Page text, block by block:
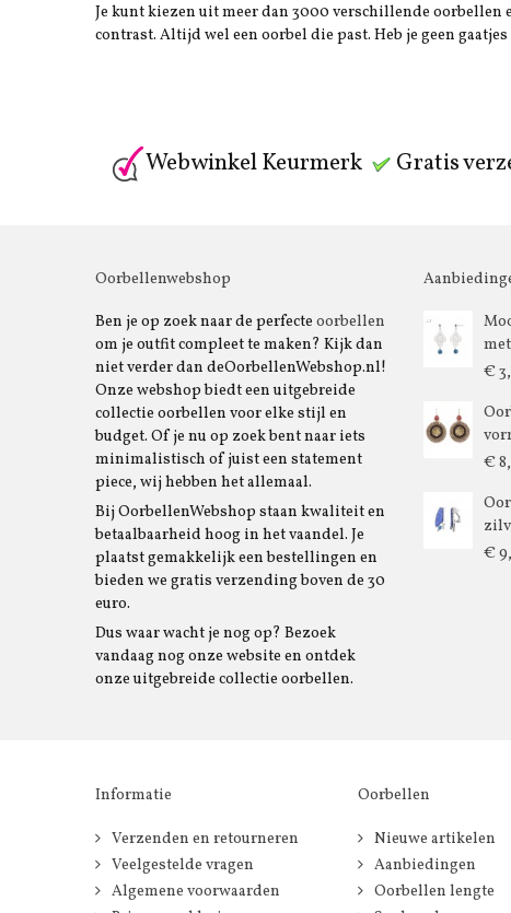
Je kunt kiezen uit meer dan 3000 verschillende
contrast. Altijd wel een oorbel die past. Heb je geen
Webwinkel Keurmerk Gratis
Oorbellenwebshop
Ben je op zoek naar de perfecte oorbellen
om je outfit compleet te maken? Kijk dan
niet verder dan deOorbellenWebshop.nl!
Onze webshop biedt een uitgebreide
collectie oorbellen voor elke stijl en
budget. Of je nu op zoek bent naar iets
minimalistisch of juist een statement
piece, wij hebben het allemaal.
Bij OorbellenWebshop staan kwaliteit en
betaalbaarheid hoog in het vaandel. Je
plaatst gemakkelijk een bestellingen en
bieden we gratis verzending boven de 30
euro.
Dus waar wacht je nog op? Bezoek
vandaag nog onze website en ontdek
onze uitgebreide collectie oorbellen.
€
€
€
Informatie
Verzenden en retourneren
Veelgestelde vragen
Algemene voorwaarden
Oorbellen
Nieuwe artikelen
Aanbiedingen
Oorbellen lengte